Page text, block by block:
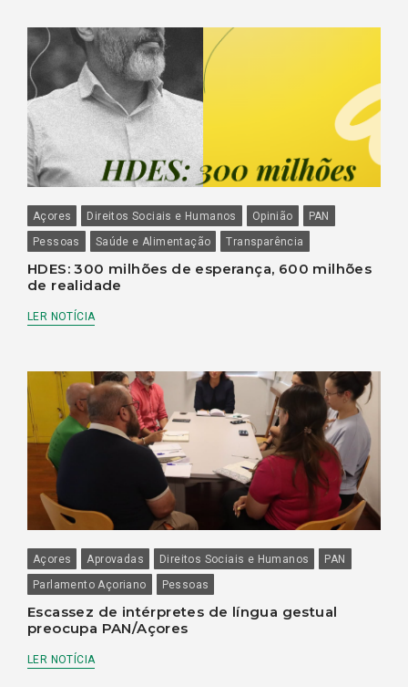
Açores Direitos Sociais e Humanos Opinião
PAN
Pessoas
Saúde e Alimentação Transparência
HDES: 300 milhões de esperança, 600 milhões
de realidade
LER NOTÍCIA
Açores Aprovadas Direitos Sociais e Humanos
PAN
Parlamento Açoriano
Pessoas
Escassez de intérpretes de língua gestual
preocupa PAN/Açores
LER NOTÍCIA